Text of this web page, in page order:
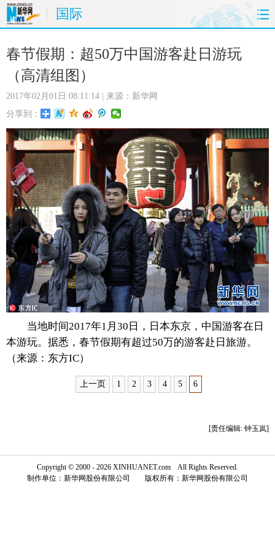
国际
首页 国际 财经
娱乐
时尚 思客
港澳 华人 汽车
科技 能源 房产 公司
图片 视频 彩票 食品
旅游 健康 信息化 数据
金融 公益 军事 无人机
富媒体 摄影 新华广播
新华电视中文 新华电视英文 返回PC
春节假期：超50万中国游客赴日游玩
（高清组图）
2017年02月01日 08:11:14 | 来源：新华网
分享到：
当地时间2017年1月30日，日本东京，中国游客在日
本游玩。据悉，春节假期有超过50万的游客赴日旅游。
（来源：东方IC）
上一页 1 2 3 4 5 6
[责任编辑: 钟玉岚]
Copyright © 2000 - 2026 XINHUANET.com All Rights Reserved.
制作单位：新华网股份有限公司 版权所有：新华网股份有限公司